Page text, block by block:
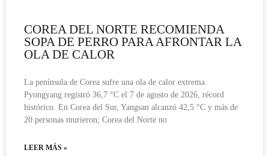
COREA DEL NORTE RECOMIENDA
SOPA DE PERRO PARA AFRONTAR LA
OLA DE CALOR
La península de Corea sufre una ola de calor extrema.
Pyongyang registró 36,7 °C el 7 de agosto de 2026, récord
histórico. En Corea del Sur, Yangsan alcanzó 42,5 °C y más de
20 personas murieron; Corea del Norte no
LEER MÁS »